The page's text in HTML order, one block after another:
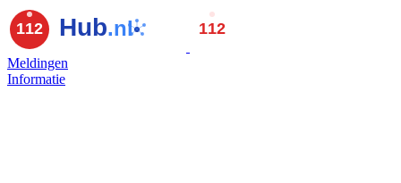
Meldingen
Informatie